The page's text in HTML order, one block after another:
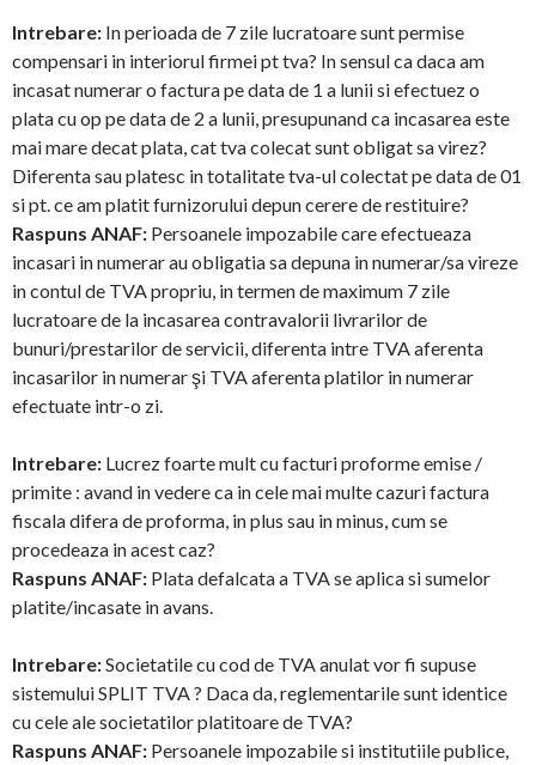
Intrebare: In perioada de 7 zile lucratoare sunt permise
compensari in interiorul firmei pt tva? In sensul ca daca am
incasat numerar o factura pe data de 1 a lunii si efectuez o
plata cu op pe data de 2 a lunii, presupunand ca incasarea este
mai mare decat plata, cat tva colecat sunt obligat sa virez?
Diferenta sau platesc in totalitate tva-ul colectat pe data de 01
si pt. ce am platit furnizorului depun cerere de restituire?
Raspuns ANAF: Persoanele impozabile care efectueaza
incasari in numerar au obligatia sa depuna in numerar/sa vireze
in contul de TVA propriu, in termen de maximum 7 zile
lucratoare de la incasarea contravalorii livrarilor de
bunuri/prestarilor de servicii, diferenta intre TVA aferenta
incasarilor in numerar şi TVA aferenta platilor in numerar
efectuate intr-o zi.
Intrebare: Lucrez foarte mult cu facturi proforme emise /
primite : avand in vedere ca in cele mai multe cazuri factura
fiscala difera de proforma, in plus sau in minus, cum se
procedeaza in acest caz?
Raspuns ANAF: Plata defalcata a TVA se aplica si sumelor
platite/incasate in avans.
Intrebare:Societatile cu cod de TVA anulat vor fi supuse
sistemului SPLIT TVA ? Daca da, reglementarile sunt identice
cu cele ale societatilor platitoare de TVA?
Raspuns ANAF: Persoanele impozabile si institutiile publice,